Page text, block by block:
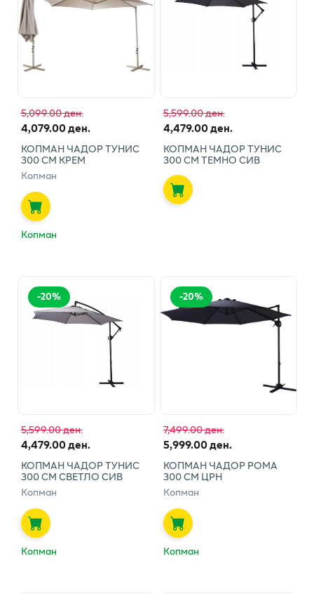
5,099.00 ден.
4,079.00 ден.
КОПМАН ЧАДОР ТУНИС
300 СМ КРЕМ
Копман
Копман
5,599.00 ден.
4,479.00 ден.
КОПМАН ЧАДОР ТУНИС
300 СМ ТЕМНО СИВ
-20%
5,599.00 ден.
4,479.00 ден.
КОПМАН ЧАДОР ТУНИС
300 СМ СВЕТЛО СИВ
Копман
Копман
-20%
7,499.00 ден.
5,999.00 ден.
КОПМАН ЧАДОР РОМА
300 СМ ЦРН
Копман
Копман